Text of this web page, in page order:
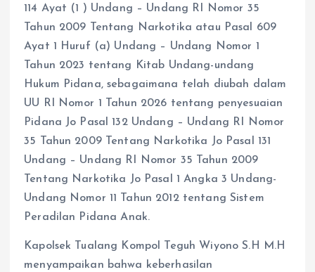
114 Ayat (1 ) Undang – Undang RI Nomor 35
Tahun 2009 Tentang Narkotika atau Pasal 609
Ayat 1 Huruf (a) Undang – Undang Nomor 1
Tahun 2023 tentang Kitab Undang-undang
Hukum Pidana, sebagaimana telah diubah dalam
UU RI Nomor 1 Tahun 2026 tentang penyesuaian
Pidana Jo Pasal 132 Undang – Undang RI Nomor
35 Tahun 2009 Tentang Narkotika Jo Pasal 131
Undang – Undang RI Nomor 35 Tahun 2009
Tentang Narkotika Jo Pasal 1 Angka 3 Undang-
Undang Nomor 11 Tahun 2012 tentang Sistem
Peradilan Pidana Anak.
Kapolsek Tualang Kompol Teguh Wiyono S.H M.H
menyampaikan bahwa keberhasilan